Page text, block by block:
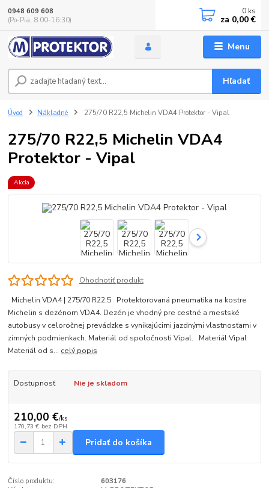
Menu
Hľadať
0948 609 608
(Po-Pia, 8:00-16:30)
0 ks
za 0,00 €
Úvod Nákladné 275/70 R22,5 Michelin VDA4 Protektor - Vipal
275/70 R22,5 Michelin VDA4
Protektor - Vipal
Akcia
Ohodnotiť produkt
Michelin VDA4 | 275/70 R22,5 Protektorovaná pneumatika na kostre
Michelin s dezénom VDA4. Dezén je vhodný pre cestné a mestské
autobusy v celoročnej prevádzke s vynikajúcimi jazdnými vlastnosťami v
zimných podmienkach. Materiál od spoločnosti Vipal. Materiál Vipal
Materiál od s... celý popis
Dostupnosť Nie je skladom
210,00 €/ks
170,73 € bez DPH
Pridať do košíka
Číslo produktu:
603176